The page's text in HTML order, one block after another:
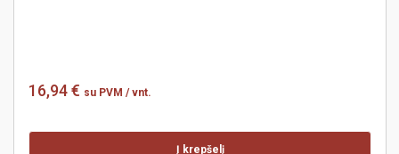
16,94 € su PVM / vnt.
Į krepšelį